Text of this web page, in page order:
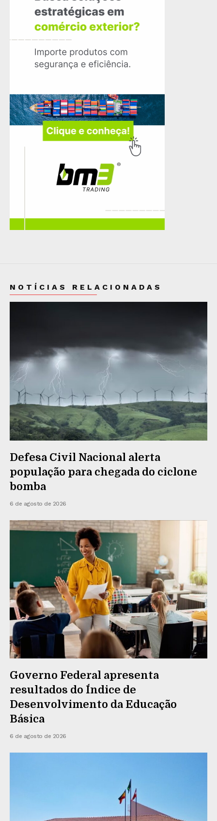
NOTÍCIAS RELACIONADAS
Defesa Civil Nacional alerta
população para chegada do ciclone
bomba
6 de agosto de 2026
Governo Federal apresenta
resultados do Índice de
Desenvolvimento da Educação
Básica
6 de agosto de 2026